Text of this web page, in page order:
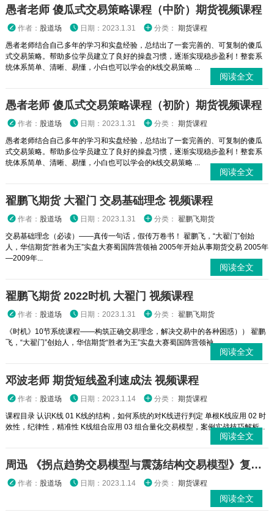
愚者老师 傻瓜式交易策略课程（中阶）期货视频课程
作者： 股道场 日期：2023.1.31 分类： 期货课程
愚者老师结合自己多年的学习和实盘经验，总结出了一套完善的、可复制的傻瓜
式交易策略。帮助多位学员建立了良好的操盘习惯，逐渐实现稳步盈利！整套系
统体系简单、清晰、易懂，小白也可以学会的k线交易策略 ...
阅读全文
愚者老师 傻瓜式交易策略课程（初阶）期货视频课程
作者： 股道场 日期：2023.1.31 分类： 期货课程
愚者老师结合自己多年的学习和实盘经验，总结出了一套完善的、可复制的傻瓜
式交易策略。帮助多位学员建立了良好的操盘习惯，逐渐实现稳步盈利！整套系
统体系简单、清晰、易懂，小白也可以学会的k线交易策略 ...
阅读全文
翟鹏飞期货 大翟门 交易基础理念 视频课程
作者： 股道场 日期：2023.1.31 分类： 翟鹏飞期货
交易基础理念（必读）——真传一句话，假传万卷书！ 翟鹏飞，“大翟门”创始
人，华信期货“胜者为王”实盘大赛蜀国阵营领袖 2005年开始从事期货交易 2005年
—2009年...
阅读全文
翟鹏飞期货 2022时机 大翟门 视频课程
作者： 股道场 日期：2023.1.31 分类： 翟鹏飞期货
《时机》10节系统课程——构筑正确交易理念，解决交易中的各种困惑）） 翟鹏
飞，“大翟门”创始人，华信期货“胜者为王”实盘大赛蜀国阵营领袖 ...
阅读全文
邓波老师 期货短线盈利速成法 视频课程
作者： 股道场 日期：2023.1.14 分类： 期货课程
课程目录 认识K线 01 K线的结构，如何系统的对K线进行判定 单根K线应用 02 时
效性，纪律性，精准性 K线组合应用 03 组合量化交易模型，案例实战技巧解析...
阅读全文
周迅 《拐点趋势交易模型与震荡结构交易模型》复习课
作者： 股道场 日期：2023.1.14 分类： 期货课程
阅读全文